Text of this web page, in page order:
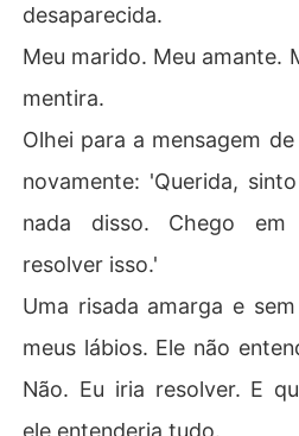
desaparecida.
Meu marido. Meu amante.
mentira.
Olhei para a mensagem
novamente: 'Querida,
nada disso. Chego
resolver isso.'
Uma risada amarga e
meus lábios. Ele não
Não. Eu iria resolver. E
ele entenderia tudo.